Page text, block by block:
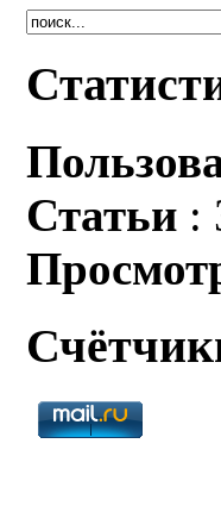
Статьи :